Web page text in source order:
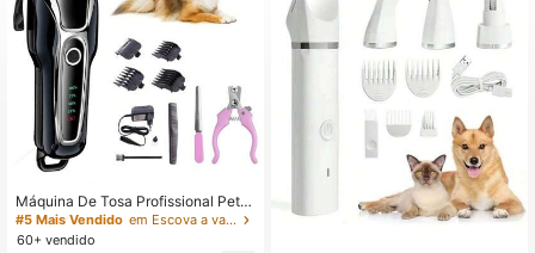
4,80 2.3K Seguidores
4,80 2.3K Seguidores
2.3K Seguidores
Máquina De Tosa Profissional Pet C
ão Gato Silenciosa Bivolt
#5 Mais Vendido
em Escova a vapor para animais de estimação
60+ vendido